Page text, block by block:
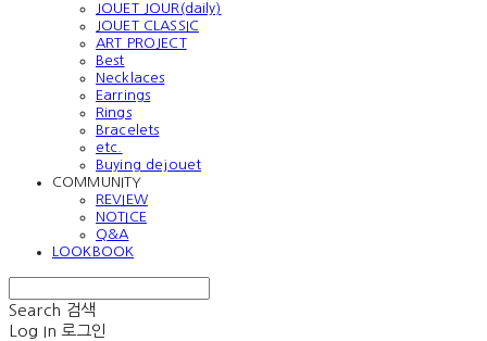
JOUET JOUR(daily)
JOUET CLASSIC
ART PROJECT
Best
Necklaces
Earrings
Rings
Bracelets
etc.
Buying dejouet
COMMUNITY
REVIEW
NOTICE
Q&A
LOOKBOOK
Search 검색
Log In 로그인